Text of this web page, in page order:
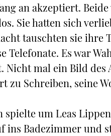
an akzeptiert.
Sie hatten sich
tauschten sie ihre
Telefonate. Es war
mal ein Bild des
zu Schreiben, seine
spielte um Leas
ins Badezimmer und